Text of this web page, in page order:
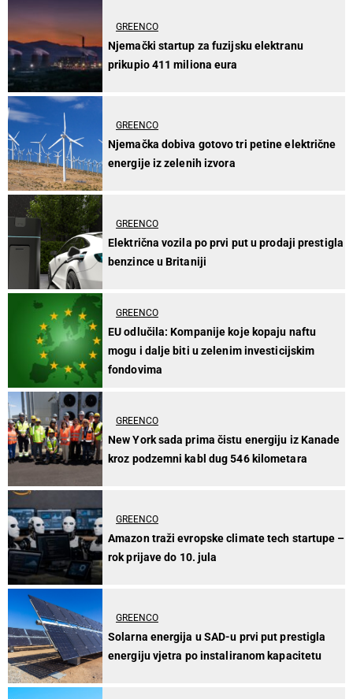
GREENCO
Njemački startup za fuzijsku elektranu
prikupio 411 miliona eura
GREENCO
Njemačka dobiva gotovo tri petine električne
energije iz zelenih izvora
GREENCO
Električna vozila po prvi put u prodaji prestigla
benzince u Britaniji
GREENCO
EU odlučila: Kompanije koje kopaju naftu
mogu i dalje biti u zelenim investicijskim
fondovima
GREENCO
New York sada prima čistu energiju iz Kanade
kroz podzemni kabl dug 546 kilometara
GREENCO
Amazon traži evropske climate tech startupe –
rok prijave do 10. jula
GREENCO
Solarna energija u SAD-u prvi put prestigla
energiju vjetra po instaliranom kapacitetu